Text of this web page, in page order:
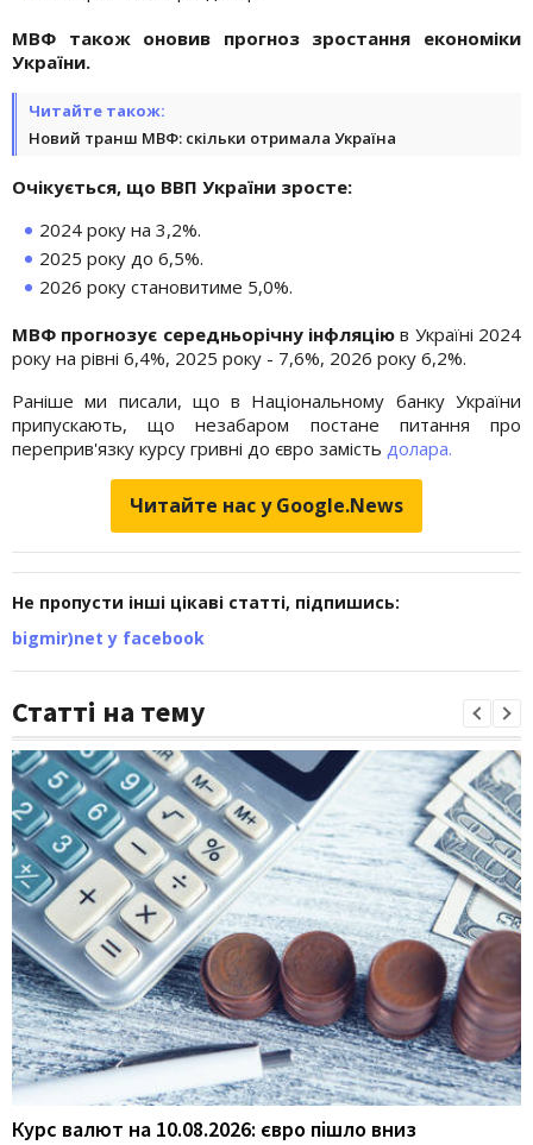
МВФ також оновив прогноз зростання економіки
України.
Читайте також:
Новий транш МВФ: скільки отримала Україна
Очікується, що ВВП України зросте:
2024 року на 3,2%.
2025 року до 6,5%.
2026 року становитиме 5,0%.
МВФ прогнозує середньорічну інфляцію в Україні 2024
року на рівні 6,4%, 2025 року - 7,6%, 2026 року 6,2%.
Раніше ми писали, що в Національному банку України
припускають, що незабаром постане питання про
переприв'язку курсу гривні до євро замість долара.
Читайте нас у Google.News
Не пропусти інші цікаві статті, підпишись:
bigmir)net у facebook
Статті на тему
Курс валют на 10.08.2026: євро пішло вниз